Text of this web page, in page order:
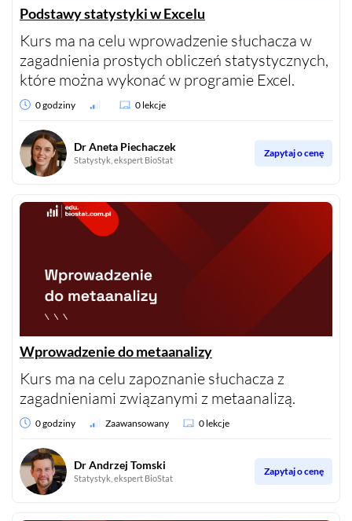
Podstawy statystyki w Excelu
Kurs ma na celu wprowadzenie słuchacza w
zagadnienia prostych obliczeń statystycznych,
które można wykonać w programie Excel.
0 godziny 0 lekcje
Dr Aneta Piechaczek
Statystyk, ekspert BioStat
Zapytaj o cenę
Wprowadzenie do metaanalizy
Kurs ma na celu zapoznanie słuchacza z
zagadnieniami związanymi z metaanalizą.
0 godziny Zaawansowany 0 lekcje
Dr Andrzej Tomski
Statystyk, ekspert BioStat
Zapytaj o cenę